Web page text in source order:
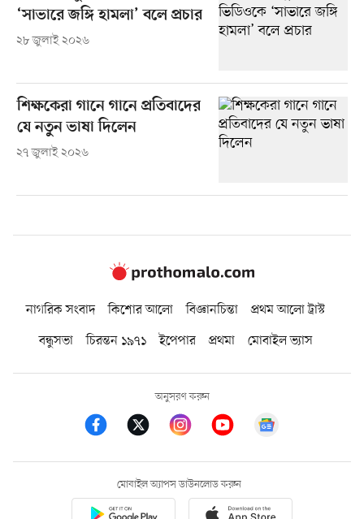
‘সাভারে জঙ্গি হামলা’ বলে প্রচার
২৮ জুলাই ২০২৬
শিক্ষকেরা গানে গানে প্রতিবাদের
যে নতুন ভাষা দিলেন
২৭ জুলাই ২০২৬
নাগরিক সংবাদ কিশোর আলো বিজ্ঞানচিন্তা
প্রথম আলো ট্রাস্ট
বন্ধুসভা
চিরন্তন ১৯৭১ ইপেপার প্রথমা মোবাইল ভ্যাস
অনুসরণ করুন
মোবাইল অ্যাপস ডাউনলোড করুন